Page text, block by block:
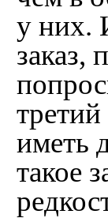
у них.
заказ,
иметь
такое